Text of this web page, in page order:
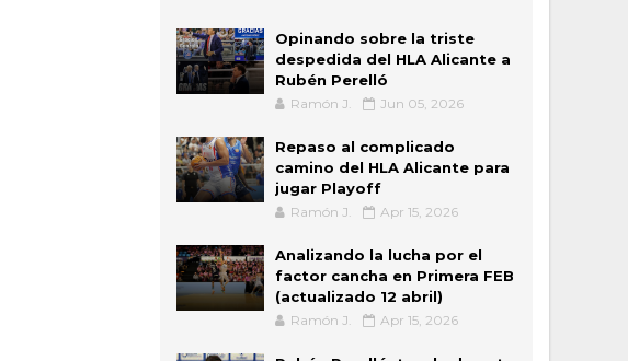
Opinando sobre la triste
despedida del HLA Alicante a
Rubén Perelló
Ramón J. Jun 05, 2026
Repaso al complicado
camino del HLA Alicante para
jugar Playoff
Ramón J. Apr 15, 2026
Analizando la lucha por el
factor cancha en Primera FEB
(actualizado 12 abril)
Ramón J. Apr 15, 2026